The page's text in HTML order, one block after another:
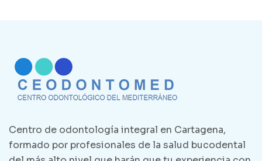
Centro de odontología integral en Cartagena,
formado por profesionales de la salud bucodental